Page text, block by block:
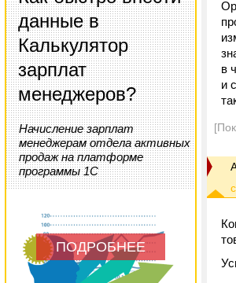
данные в
Калькулятор
зарплат
менеджеров?
Начисление зарплат
менеджерам отдела активных
продаж на платформе
программы 1С
ПОДРОБНЕЕ
в
и